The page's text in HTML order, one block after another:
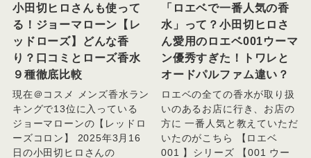
小田切ヒロさんも使って
る！ジョーマローン【レ
ッドローズ】どんな香
り？口コミとローズ香水
９種徹底比較
現在＠コスメ メンズ香水ラン
キングで13位に入っている
ジョーマローンの【レッドロ
ーズコロン】 2025年3月16
日の小田切ヒロさんの
「ロエベで一番人気の香
水」って？小田切ヒロさ
ん愛用のロエベ001ウーマ
ン優秀すぎた！トワレと
オードパルファム違い？
ロエベの全ての香水が取り扱
いのあるお店に行き、お店の
方に 一番人気と教えていただ
いたのがこちら 【ロエベ
001 】シリーズ 【001 ウー